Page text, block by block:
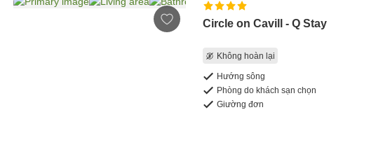
Circle on Cavill - Q Stay
Không hoàn lại
Hướng sông
Phòng do khách sạn chọn
Giường đơn